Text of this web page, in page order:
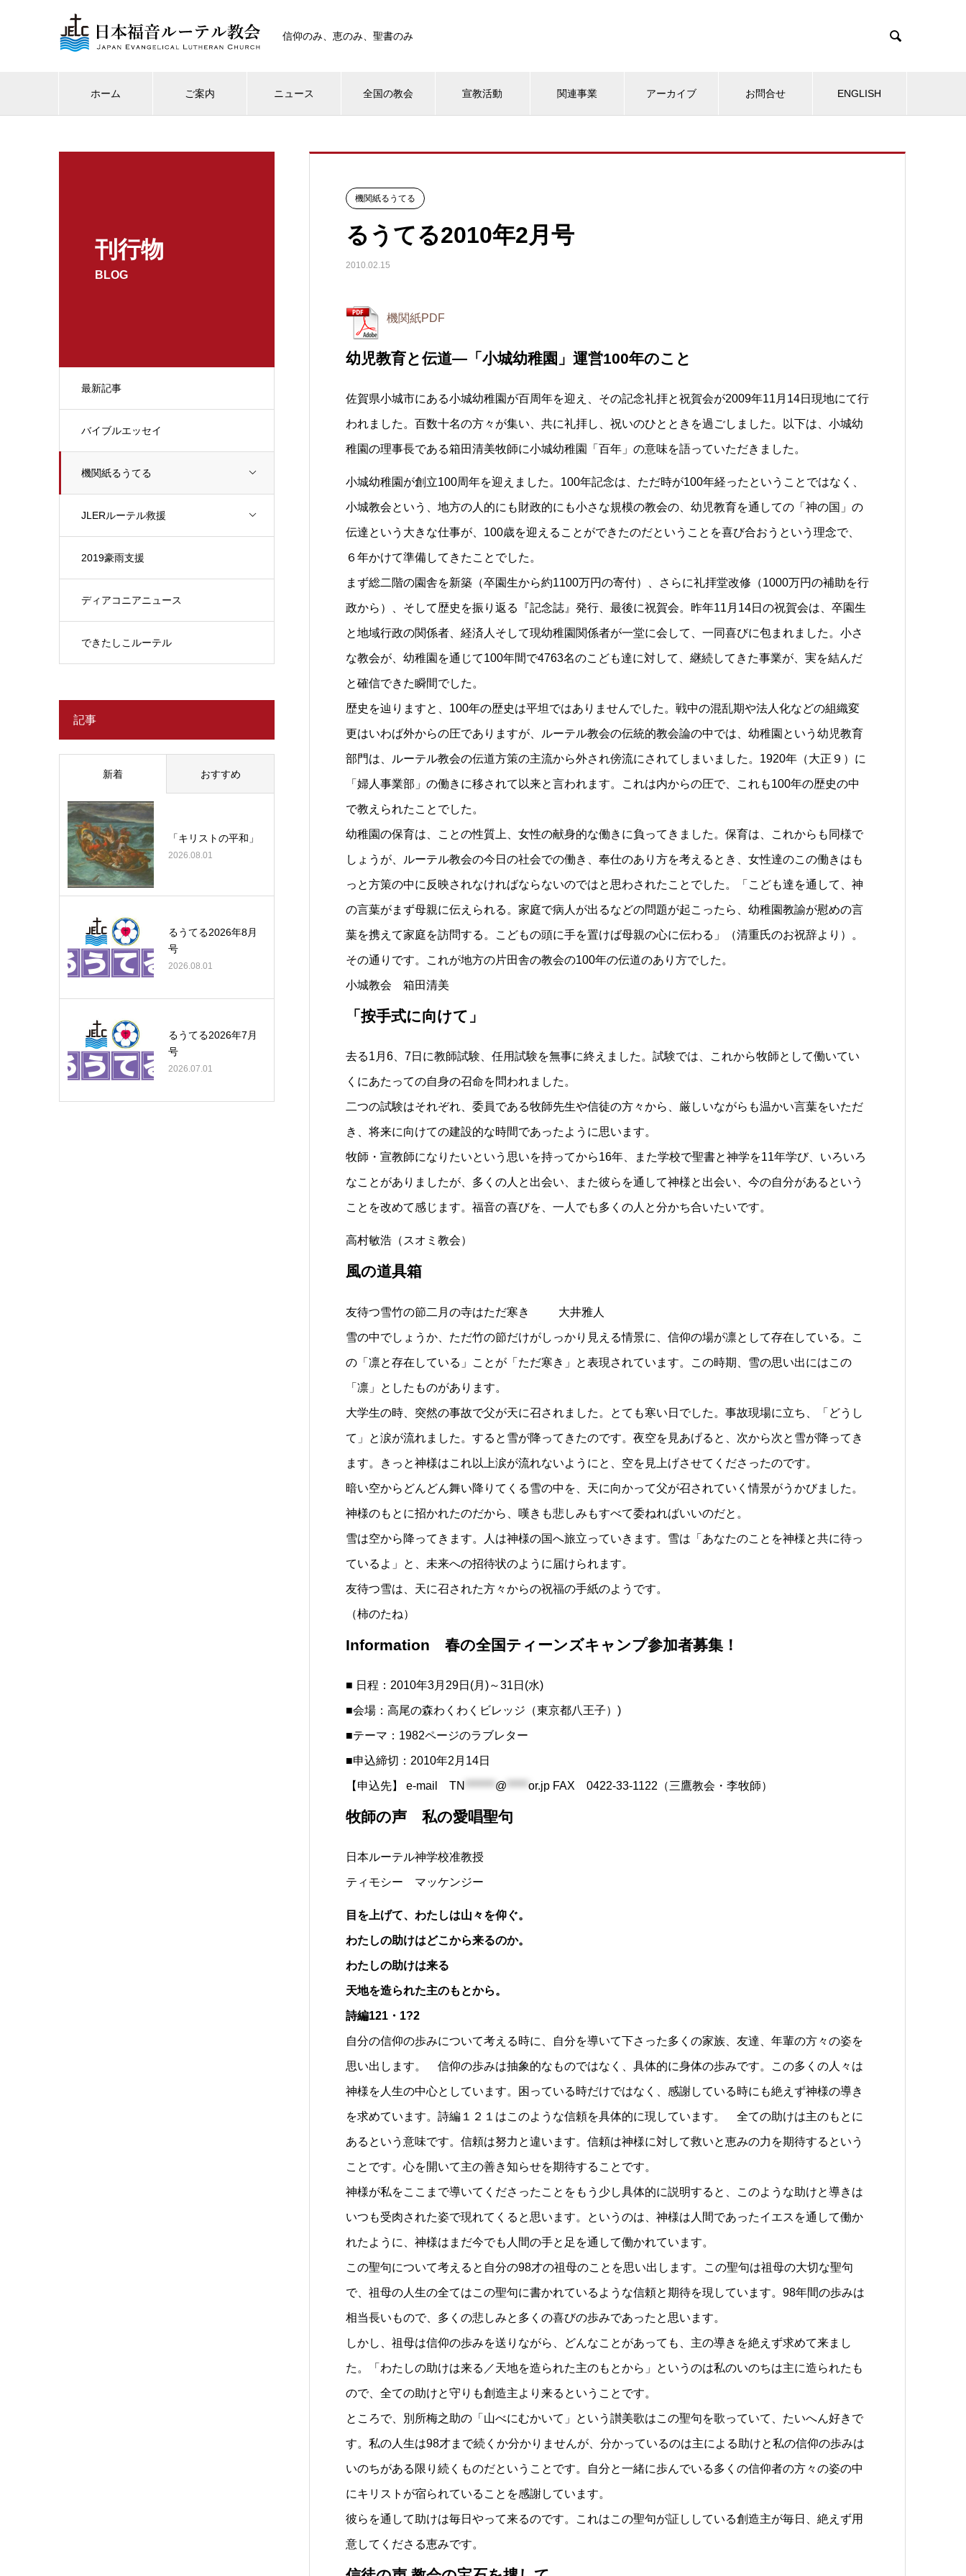
信仰のみ、恵のみ、聖書のみ 
ホーム ご案内 ニュース 全国の教会 宣教活動 関連事業 アーカイブ お問合せ ENGLISH
刊行物
BLOG
最新記事
バイブルエッセイ
機関紙るうてる
JLERルーテル救援
2019豪雨支援
ディアコニアニュース
できたしこルーテル
機関紙るうてる
るうてる2010年2月号
2010.02.15
機関紙PDF
幼児教育と伝道―「小城幼稚園」運営100年のこと
佐賀県小城市にある小城幼稚園が百周年を迎え、その記念礼拝と祝賀会が2009年11月14日現地にて行
われました。百数十名の方々が集い、共に礼拝し、祝いのひとときを過ごしました。以下は、小城幼
稚園の理事長である箱田清美牧師に小城幼稚園「百年」の意味を語っていただきました。
小城幼稚園が創立100周年を迎えました。100年記念は、ただ時が100年経ったということではなく、
小城教会という、地方の人的にも財政的にも小さな規模の教会の、幼児教育を通しての「神の国」の
伝達という大きな仕事が、100歳を迎えることができたのだということを喜び合おうという理念で、
６年かけて準備してきたことでした。
まず総二階の園舎を新築（卒園生から約1100万円の寄付）、さらに礼拝堂改修（1000万円の補助を行
政から）、そして歴史を振り返る『記念誌』発行、最後に祝賀会。昨年11月14日の祝賀会は、卒園生
と地域行政の関係者、経済人そして現幼稚園関係者が一堂に会して、一同喜びに包まれました。小さ
な教会が、幼稚園を通じて100年間で4763名のこども達に対して、継続してきた事業が、実を結んだ
と確信できた瞬間でした。
歴史を辿りますと、100年の歴史は平坦ではありませんでした。戦中の混乱期や法人化などの組織変
更はいわば外からの圧でありますが、ルーテル教会の伝統的教会論の中では、幼稚園という幼児教育
部門は、ルーテル教会の伝道方策の主流から外され傍流にされてしまいました。1920年（大正９）に
「婦人事業部」の働きに移されて以来と言われます。これは内からの圧で、これも100年の歴史の中
で教えられたことでした。
幼稚園の保育は、ことの性質上、女性の献身的な働きに負ってきました。保育は、これからも同様で
しょうが、ルーテル教会の今日の社会での働き、奉仕のあり方を考えるとき、女性達のこの働きはも
っと方策の中に反映されなければならないのではと思わされたことでした。「こども達を通して、神
の言葉がまず母親に伝えられる。家庭で病人が出るなどの問題が起こったら、幼稚園教諭が慰めの言
葉を携えて家庭を訪問する。こどもの頭に手を置けば母親の心に伝わる」（清重氏のお祝辞より）。
その通りです。これが地方の片田舎の教会の100年の伝道のあり方でした。
小城教会 箱田清美
「按手式に向けて」
去る1月6、7日に教師試験、任用試験を無事に終えました。試験では、これから牧師として働いてい
くにあたっての自身の召命を問われました。
二つの試験はそれぞれ、委員である牧師先生や信徒の方々から、厳しいながらも温かい言葉をいただ
き、将来に向けての建設的な時間であったように思います。
牧師・宣教師になりたいという思いを持ってから16年、また学校で聖書と神学を11年学び、いろいろ
なことがありましたが、多くの人と出会い、また彼らを通して神様と出会い、今の自分があるという
ことを改めて感じます。福音の喜びを、一人でも多くの人と分かち合いたいです。
高村敏浩（スオミ教会）
風の道具箱
友待つ雪竹の節二月の寺はただ寒き 大井雅人
雪の中でしょうか、ただ竹の節だけがしっかり見える情景に、信仰の場が凛として存在している。こ
の「凛と存在している」ことが「ただ寒き」と表現されています。この時期、雪の思い出にはこの
「凛」としたものがあります。
大学生の時、突然の事故で父が天に召されました。とても寒い日でした。事故現場に立ち、「どうし
て」と涙が流れました。すると雪が降ってきたのです。夜空を見あげると、次から次と雪が降ってき
ます。きっと神様はこれ以上涙が流れないようにと、空を見上げさせてくださったのです。
暗い空からどんどん舞い降りてくる雪の中を、天に向かって父が召されていく情景がうかびました。
神様のもとに招かれたのだから、嘆きも悲しみもすべて委ねればいいのだと。
雪は空から降ってきます。人は神様の国へ旅立っていきます。雪は「あなたのことを神様と共に待っ
ているよ」と、未来への招待状のように届けられます。
友待つ雪は、天に召された方々からの祝福の手紙のようです。
（柿のたね）
Information 春の全国ティーンズキャンプ参加者募集！
■ 日程：2010年3月29日(月)～31日(水)
■会場：高尾の森わくわくビレッジ（東京都八王子）)
■テーマ：1982ページのラブレター
■申込締切：2010年2月14日
【申込先】 e-mail TN ******* @ ***** or.jp FAX 0422-33-1122（三鷹教会・李牧師）
牧師の声 私の愛唱聖句
日本ルーテル神学校准教授
ティモシー マッケンジー
目を上げて、わたしは山々を仰ぐ。
わたしの助けはどこから来るのか。
わたしの助けは来る
天地を造られた主のもとから。
詩編121・1?2
自分の信仰の歩みについて考える時に、自分を導いて下さった多くの家族、友達、年輩の方々の姿を
思い出します。 信仰の歩みは抽象的なものではなく、具体的に身体の歩みです。この多くの人々は
神様を人生の中心としています。困っている時だけではなく、感謝している時にも絶えず神様の導き
を求めています。詩編１２１はこのような信頼を具体的に現しています。 全ての助けは主のもとに
あるという意味です。信頼は努力と違います。信頼は神様に対して救いと恵みの力を期待するという
ことです。心を開いて主の善き知らせを期待することです。
神様が私をここまで導いてくださったことをもう少し具体的に説明すると、このような助けと導きは
いつも受肉された姿で現れてくると思います。というのは、神様は人間であったイエスを通して働か
れたように、神様はまだ今でも人間の手と足を通して働かれています。
この聖句について考えると自分の98才の祖母のことを思い出します。この聖句は祖母の大切な聖句
で、祖母の人生の全てはこの聖句に書かれているような信頼と期待を現しています。98年間の歩みは
相当長いもので、多くの悲しみと多くの喜びの歩みであったと思います。
しかし、祖母は信仰の歩みを送りながら、どんなことがあっても、主の導きを絶えず求めて来まし
た。「わたしの助けは来る／天地を造られた主のもとから」というのは私のいのちは主に造られたも
ので、全ての助けと守りも創造主より来るということです。
ところで、別所梅之助の「山べにむかいて」という讃美歌はこの聖句を歌っていて、たいへん好きで
す。私の人生は98才まで続くか分かりませんが、分かっているのは主による助けと私の信仰の歩みは
いのちがある限り続くものだということです。自分と一緒に歩んでいる多くの信仰者の方々の姿の中
にキリストが宿られていることを感謝しています。
彼らを通して助けは毎日やって来るのです。これはこの聖句が証ししている創造主が毎日、絶えず用
意してくださる恵みです。
記事
新着 おすすめ
「キリストの平和」
2026.08.01
るうてる2026年8月
号
2026.08.01
るうてる2026年7月
号
2026.07.01